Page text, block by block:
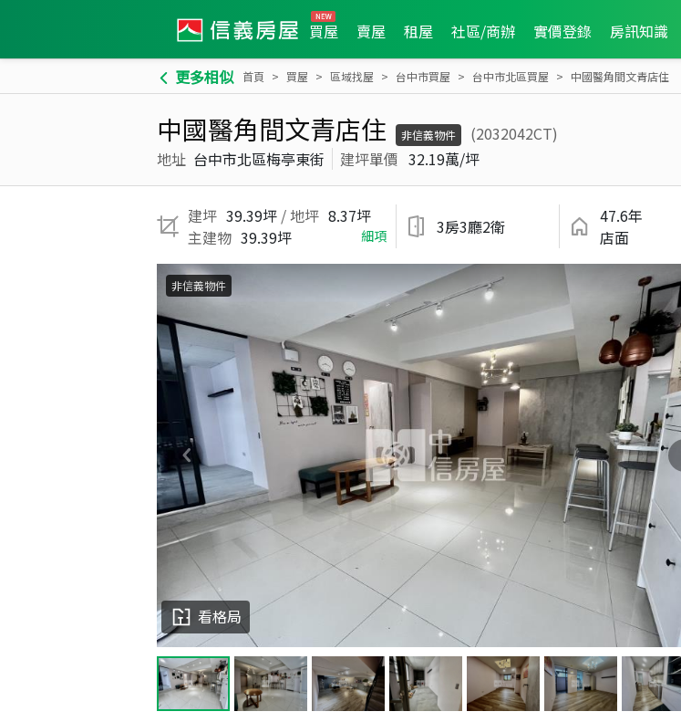
買屋 賣屋 租屋 社區/商辦 實價登錄 房訊知識
更多相似 首頁 買屋 區域找屋 台中市買屋 台中市北區買屋 中國醫角間文青店住
中國醫角間文青店住 非信義物件
(2032042CT)
地址 台中市北區梅亭東街 建坪單價 32.19萬/坪
建坪 39.39坪 / 地坪 8.37坪
主建物 39.39坪 細項 3房3廳2衛
47.6年
店面
看格局
非信義物件